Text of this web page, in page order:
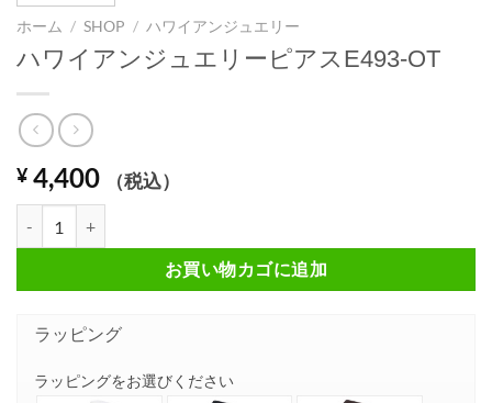
ホーム / SHOP / ハワイアンジュエリー
ハワイアンジュエリーピアスE493-OT
¥ 4,400 （税込）
お買い物カゴに追加
ラッピング
ラッピングをお選びください